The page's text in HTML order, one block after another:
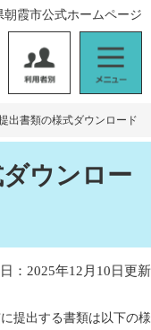
用
者
ニ
ュ
朝霞市公式ホームページ
出書類の様式ダウンロード
ウンロー
：2025年12月10日更新
提出する書類は以下の様